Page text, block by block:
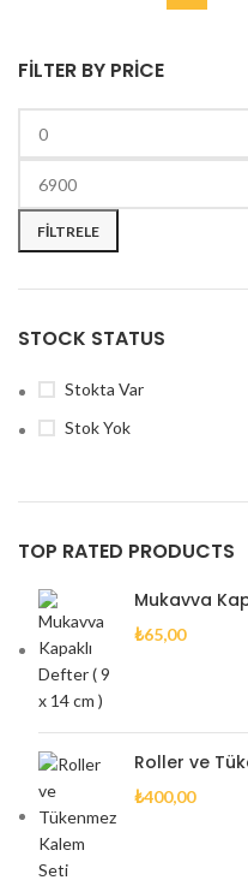
FILTER BY PRICE
FILTRELE
STOCK STATUS
Stokta Var
Stok Yok
TOP RATED PRODUCTS
Mukavva
₺65,00
Roller ve
₺400,00